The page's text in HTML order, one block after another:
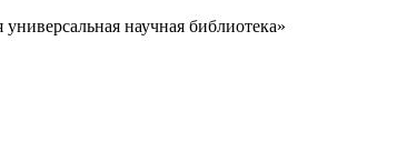
научная библиотека»